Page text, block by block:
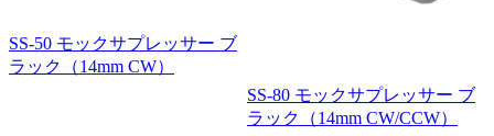
SS-50 モックサプレッサー ブ
ラック（14mm CW）
SS-80 モックサプレッサー ブ
ラック（14mm CW/CCW）